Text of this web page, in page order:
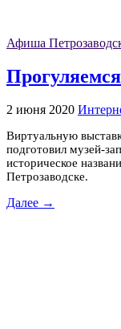
Афиша
2 июня 2020
Виртуальную
подготовил музей-
историческое
Петрозаводске.
Далее →